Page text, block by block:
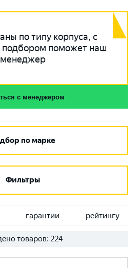
по типу корпуса, с
подбором поможет наш
менеджер
с менеджером
по марке
Фильтры
гарантии рейтингу
товаров: 224